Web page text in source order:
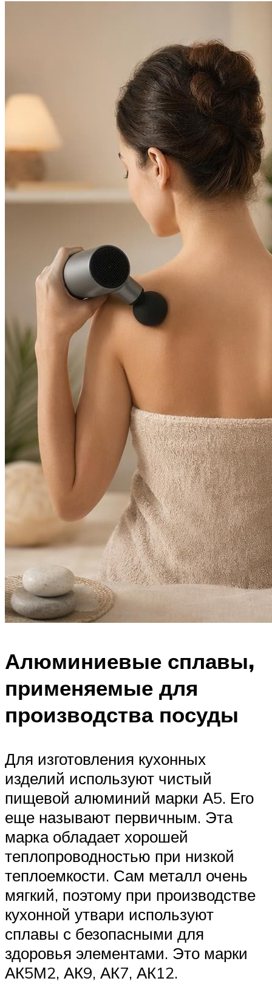
Алюминиевые сплавы,
применяемые для
производства посуды
Для изготовления кухонных
изделий используют чистый
пищевой алюминий марки А5. Его
еще называют первичным. Эта
марка обладает хорошей
теплопроводностью при низкой
теплоемкости. Сам металл очень
мягкий, поэтому при производстве
кухонной утвари используют
сплавы с безопасными для
здоровья элементами. Это марки
АК5М2, АК9, АК7, АК12.